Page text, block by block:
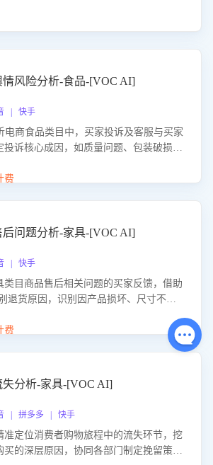
情风险分析-食品-[VOC AI]
| 快手
电商食品类目中，买家投诉及客服与买家
投诉核心成因，如质量问题、包装破损
户满意度。
费
后问题分析-家具-[VOC AI]
| 快手
类目商品售后相关问题的买家反馈，借助
退货原因，识别因产品损坏、尺寸不符
务，实现销售额的显著提升。
费
失分析-家具-[VOC AI]
| 拼多多 | 快手
准定位消费者购物旅程中的流失环节，挖
买的深层原因，协同各部门制定挽留策